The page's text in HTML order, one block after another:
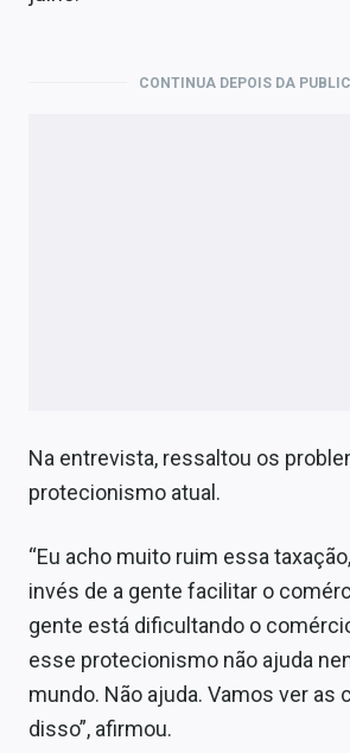
CONTINUA DEPOIS DA
Na entrevista, ressaltou os
protecionismo atual.
“Eu acho muito ruim essa
invés de a gente facilitar o
gente está dificultando o
esse protecionismo não ajuda
mundo. Não ajuda. Vamos ver as
disso”, afirmou.